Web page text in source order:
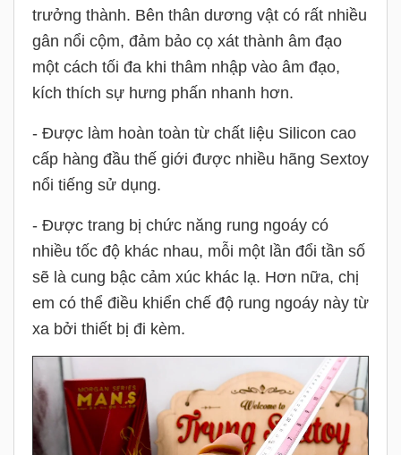
trưởng thành. Bên thân dương vật có rất nhiều
gân nổi cộm, đảm bảo cọ xát thành âm đạo
một cách tối đa khi thâm nhập vào âm đạo,
kích thích sự hưng phấn nhanh hơn.
- Được làm hoàn toàn từ chất liệu Silicon cao
cấp hàng đầu thế giới được nhiều hãng Sextoy
nổi tiếng sử dụng.
- Được trang bị chức năng rung ngoáy có
nhiều tốc độ khác nhau, mỗi một lần đổi tần số
sẽ là cung bậc cảm xúc khác lạ. Hơn nữa, chị
em có thể điều khiển chế độ rung ngoáy này từ
xa bởi thiết bị đi kèm.